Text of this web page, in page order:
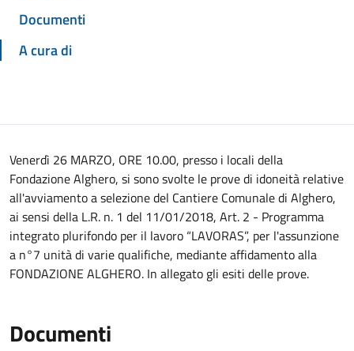
Documenti
A cura di
Venerdì 26 MARZO, ORE 10.00, presso i locali della
Fondazione Alghero, si sono svolte le prove di idoneità relative
all'avviamento a selezione del Cantiere Comunale di Alghero,
ai sensi della L.R. n. 1 del 11/01/2018, Art. 2 - Programma
integrato plurifondo per il lavoro “LAVORAS”, per l'assunzione
a n°7 unità di varie qualifiche, mediante affidamento alla
FONDAZIONE ALGHERO. In allegato gli esiti delle prove.
Documenti